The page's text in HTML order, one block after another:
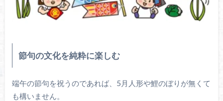
節句の文化を純粋に楽しむ
端午の節句を祝うのであれば、5月人形や鯉のぼりが無くて
も構いません。